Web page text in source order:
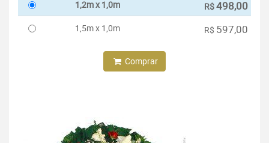
1,2m x 1,0m R$498,00
1,5m x 1,0m R$ 597,00
Comprar